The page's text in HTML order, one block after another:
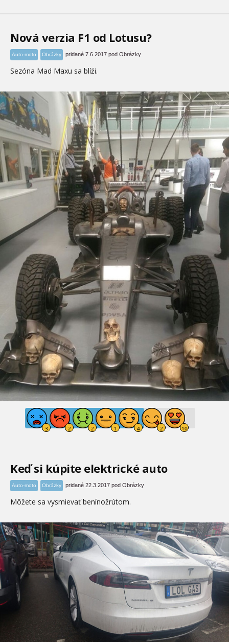
Nová verzia F1 od Lotusu?
Auto-moto Obrázky pridané 7.6.2017 pod Obrázky
Sezóna Mad Maxu sa blíźi.
Keď si kúpite elektrické auto
Auto-moto Obrázky pridané 22.3.2017 pod Obrázky
Môžete sa vysmievať benínožrútom.